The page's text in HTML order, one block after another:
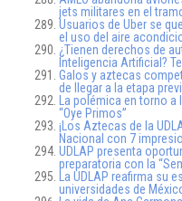
jets militares en el
Usuarios de Uber se
el uso del aire
¿Tienen derechos de
Inteligencia Artificial?
Galos y aztecas
de llegar a la etapa
La polémica en torno
“Oye Primos”
¡Los Aztecas de la
Nacional con 7
UDLAP presenta
preparatoria con la
La UDLAP reafirma su
universidades de